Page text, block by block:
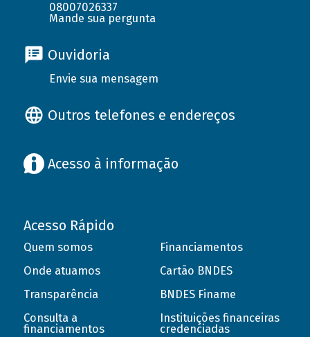
08007026337
Mande sua pergunta
Ouvidoria
Envie sua mensagem
Outros telefones e endereços
Acesso à informação
Acesso Rápido
Quem somos
Onde atuamos
Transparência
Consulta a
financiamentos
Financiamentos
Cartão BNDES
BNDES Finame
Instituições financeiras
credenciadas